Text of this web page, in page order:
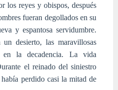
los reyes y obispos, después
fueran degollados en su
y espantosa servidumbre.
desierto, las maravillosas
en la decadencia. La vida
el reinado del siniestro
perdido casi la mitad de